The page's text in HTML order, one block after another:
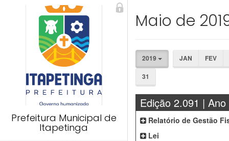
Prefeitura Municipal de
Itapetinga
Maio de
2019 JAN
FEV
31
Edição 2.091 | Ano
Relatório de Gestão
Lei